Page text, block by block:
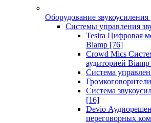
Оборудование звукоусиления
Системы управления
Tesira Цифровая
Biamp [76]
Crowd Mics
аудиторией Biamp
Система
Система
[16]
Devio
переговорных